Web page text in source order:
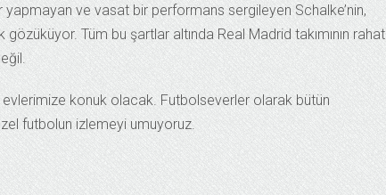
yapmayan ve vasat bir performans sergileyen Schalke’nin,
Tüm bu şartlar altında Real Madrid takımının rahat
konuk olacak. Futbolseverler olarak bütün
futbolun izlemeyi umuyoruz.